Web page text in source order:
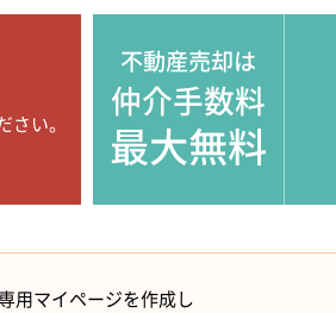
い。
不動産売却は
仲介手数料
最大無料
用マイページを作成し